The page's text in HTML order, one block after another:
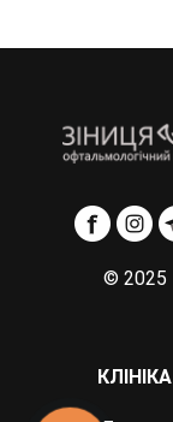
© 2025
КЛІНІКА